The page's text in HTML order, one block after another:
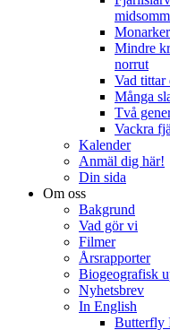
Mindre
norrut
Vad tittar
Många
Två
Vackra
Kalender
Anmäl dig här!
Din sida
Om oss
Bakgrund
Vad gör vi
Filmer
Årsrapporter
Biogeografisk
Nyhetsbrev
In English
Butterfly